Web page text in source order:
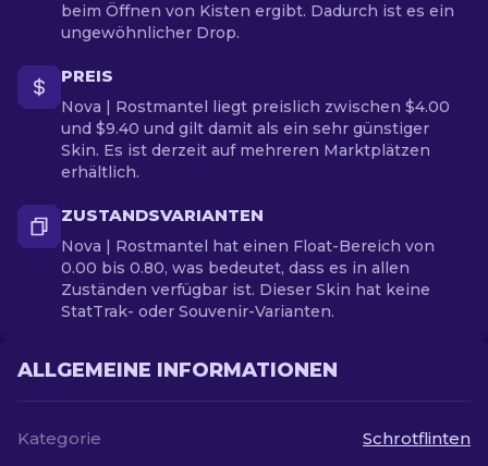
beim Öffnen von Kisten ergibt. Dadurch ist es ein
ungewöhnlicher Drop.
PREIS
Nova | Rostmantel liegt preislich zwischen $4.00
und $9.40 und gilt damit als ein sehr günstiger
Skin. Es ist derzeit auf mehreren Marktplätzen
erhältlich.
ZUSTANDSVARIANTEN
Nova | Rostmantel hat einen Float-Bereich von
0.00 bis 0.80, was bedeutet, dass es in allen
Zuständen verfügbar ist. Dieser Skin hat keine
StatTrak- oder Souvenir-Varianten.
ALLGEMEINE INFORMATIONEN
Kategorie
Schrotflinten